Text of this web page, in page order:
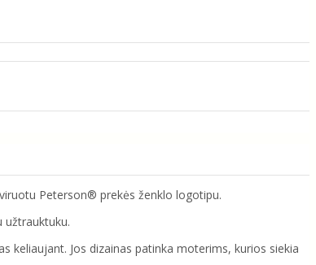
Peterson® prekės ženklo logotipu.
užtrauktuku.
keliaujant. Jos dizainas patinka moterims, kurios siekia